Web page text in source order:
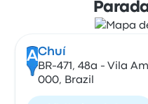
AChuí
BR-471, 48a - Vila
000, Brazil